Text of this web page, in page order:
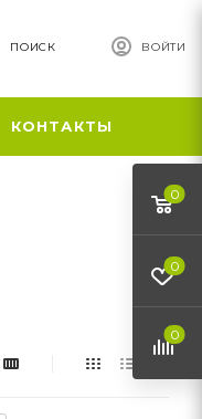
ВОЙТИ
ПОИСК
КОНТАКТЫ
0
0
0